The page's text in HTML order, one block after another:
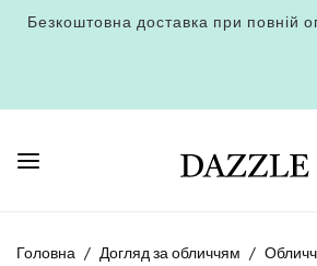
Безкоштовна доставка при повній
to
Головна Догляд за обличчям